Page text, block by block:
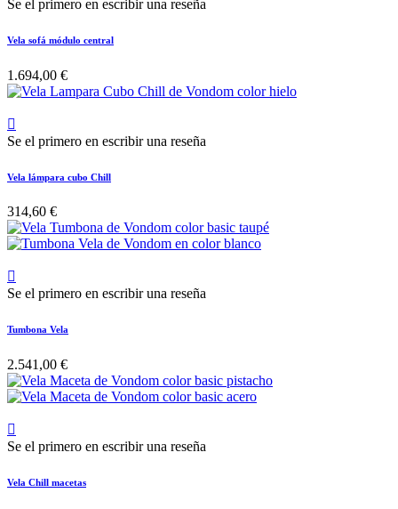
Se el primero en escribir una reseña
Vela sofá módulo central
1.694,00 €

Se el primero en escribir una reseña
Vela lámpara cubo Chill
314,60 €

Se el primero en escribir una reseña
Tumbona Vela
2.541,00 €

Se el primero en escribir una reseña
Vela Chill macetas